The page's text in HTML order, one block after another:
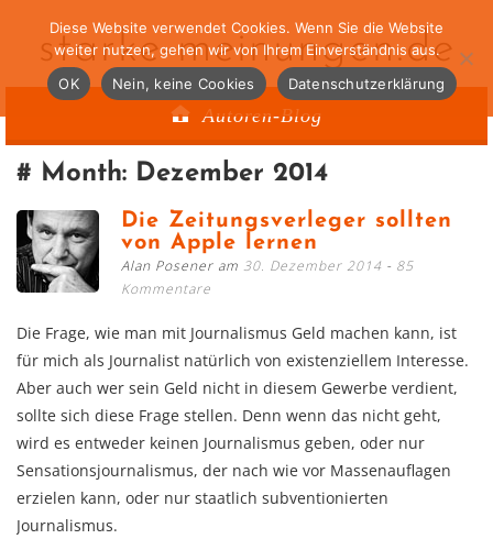
starke-meinungen.de
Autoren-Blog
Month: Dezember 2014
Die Zeitungsverleger sollten
von Apple lernen
Alan Posener am 30. Dezember 2014
85
Kommentare
Die Frage, wie man mit Journalismus Geld machen kann, ist
für mich als Journalist natürlich von existenziellem Interesse.
Aber auch wer sein Geld nicht in diesem Gewerbe verdient,
sollte sich diese Frage stellen. Denn wenn das nicht geht,
wird es entweder keinen Journalismus geben, oder nur
Sensationsjournalismus, der nach wie vor Massenauflagen
erzielen kann, oder nur staatlich subventionierten
Journalismus.
Diese Website verwendet Cookies. Wenn Sie die Website
weiter nutzen, gehen wir von Ihrem Einverständnis aus.
OK
Nein, keine Cookies Datenschutzerklärung